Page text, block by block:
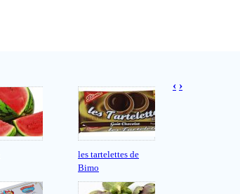
les tartelettes de
Bimo
‹ ›